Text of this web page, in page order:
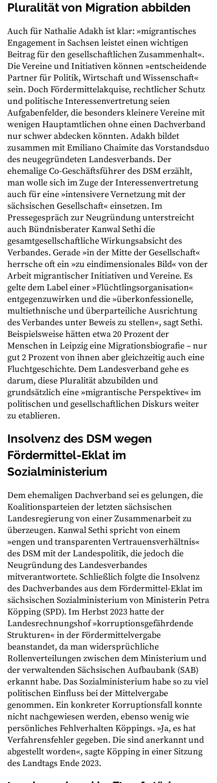
Pluralität von Migration abbilden
Auch für Nathalie Adakh ist klar: »migrantisches
Engagement in Sachsen leistet einen wichtigen
Beitrag für den gesellschaftlichen Zusammenhalt«.
Die Vereine und Initiativen können »entscheidende
Partner für Politik, Wirtschaft und Wissenschaft«
sein. Doch Fördermittelakquise, rechtlicher Schutz
und politische Interessenvertretung seien
Aufgabenfelder, die besonders kleinere Vereine mit
wenigen Hauptamtlichen ohne einen Dachverband
nur schwer abdecken könnten. Adakh bildet
zusammen mit Emiliano Chaimite das Vorstandsduo
des neugegründeten Landesverbands. Der
ehemalige Co-Geschäftsführer des DSM erzählt,
man wolle sich im Zuge der Interessenvertretung
auch für eine »intensivere Vernetzung mit der
sächsischen Gesellschaft« einsetzen. Im
Pressegespräch zur Neugründung unterstreicht
auch Bündnisberater Kanwal Sethi die
gesamtgesellschaftliche Wirkungsabsicht des
Verbandes. Gerade »in der Mitte der Gesellschaft«
herrsche oft ein »zu eindimensionales Bild« von der
Arbeit migrantischer Initiativen und Vereine. Es
gelte dem Label einer »Flüchtlingsorganisation«
entgegenzuwirken und die »überkonfessionelle,
multiethnische und überparteiliche Ausrichtung
des Verbandes unter Beweis zu stellen«, sagt Sethi.
Beispielsweise hätten etwa 20 Prozent der
Menschen in Leipzig eine Migrationsbiografie – nur
gut 2 Prozent von ihnen aber gleichzeitig auch eine
Fluchtgeschichte. Dem Landesverband gehe es
darum, diese Pluralität abzubilden und
grundsätzlich eine »migrantische Perspektive« im
politischen und gesellschaftlichen Diskurs weiter
zu etablieren.
Insolvenz des DSM wegen
Fördermittel-Eklat im
Sozialministerium
Dem ehemaligen Dachverband sei es gelungen, die
Koalitionsparteien der letzten sächsischen
Landesregierung von einer Zusammenarbeit zu
überzeugen. Kanwal Sethi spricht von einem
»engen und transparenten Vertrauensverhältnis«
des DSM mit der Landespolitik, die jedoch die
Neugründung des Landesverbandes
mitverantwortete. Schließlich folgte die Insolvenz
des Dachverbandes aus dem Fördermittel-Eklat im
sächsischen Sozialministerium von Ministerin Petra
Köpping (SPD). Im Herbst 2023 hatte der
Landesrechnungshof »korruptionsgefährdende
Strukturen« in der Fördermittelvergabe
beanstandet, da man widersprüchliche
Rollenverteilungen zwischen dem Ministerium und
der verwaltenden Sächsischen Aufbaubank (SAB)
erkannt habe. Das Sozialministerium habe so zu viel
politischen Einfluss bei der Mittelvergabe
genommen. Ein konkreter Korruptionsfall konnte
nicht nachgewiesen werden, ebenso wenig wie
persönliches Fehlverhalten Köppings. »Ja, es hat
Verfahrensfehler gegeben. Die sind anerkannt und
abgestellt worden«, sagte Köpping in einer Sitzung
des Landtags Ende 2023.